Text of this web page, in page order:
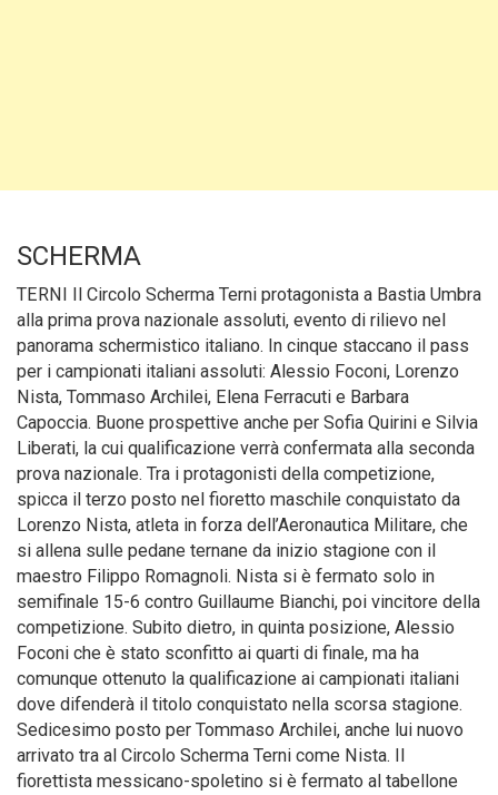
SCHERMA
TERNI Il Circolo Scherma Terni protagonista a Bastia Umbra
alla prima prova nazionale assoluti, evento di rilievo nel
panorama schermistico italiano. In cinque staccano il pass
per i campionati italiani assoluti: Alessio Foconi, Lorenzo
Nista, Tommaso Archilei, Elena Ferracuti e Barbara
Capoccia. Buone prospettive anche per Sofia Quirini e Silvia
Liberati, la cui qualificazione verrà confermata alla seconda
prova nazionale. Tra i protagonisti della competizione,
spicca il terzo posto nel fioretto maschile conquistato da
Lorenzo Nista, atleta in forza dell’Aeronautica Militare, che
si allena sulle pedane ternane da inizio stagione con il
maestro Filippo Romagnoli. Nista si è fermato solo in
semifinale 15-6 contro Guillaume Bianchi, poi vincitore della
competizione. Subito dietro, in quinta posizione, Alessio
Foconi che è stato sconfitto ai quarti di finale, ma ha
comunque ottenuto la qualificazione ai campionati italiani
dove difenderà il titolo conquistato nella scorsa stagione.
Sedicesimo posto per Tommaso Archilei, anche lui nuovo
arrivato tra al Circolo Scherma Terni come Nista. Il
fiorettista messicano-spoletino si è fermato al tabellone